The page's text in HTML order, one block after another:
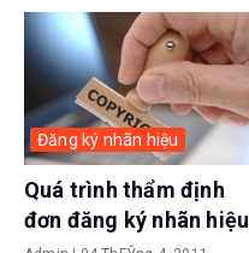
Đăng ký nhãn hiệu
Quá trình thẩm định
đơn đăng ký nhãn hiệu